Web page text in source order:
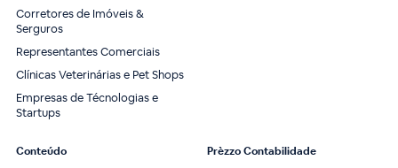
Corretores de Imóveis &
Serguros
Representantes Comerciais
Clínicas Veterinárias e Pet Shops
Empresas de Técnologias e
Startups
Conteúdo Prèzzo Contabilidade